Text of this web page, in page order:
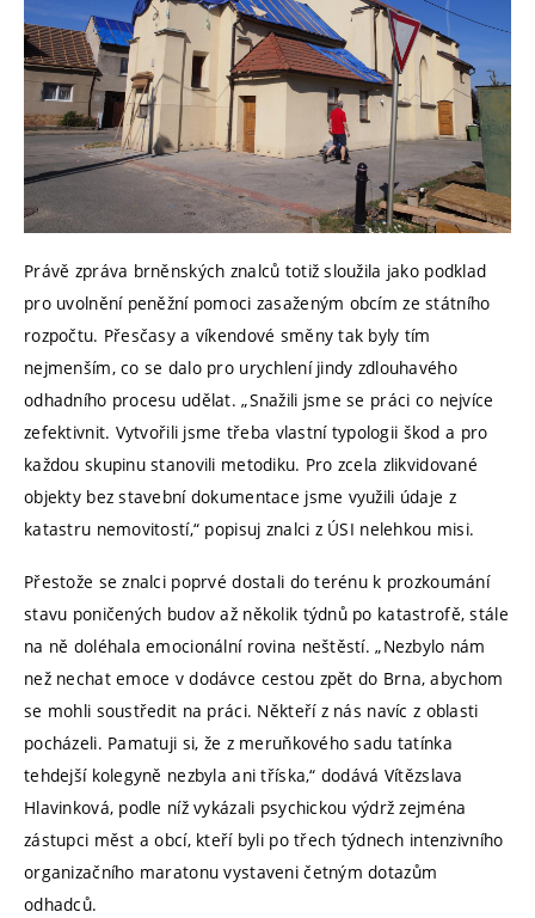
Právě zpráva brněnských znalců totiž sloužila jako podklad
pro uvolnění peněžní pomoci zasaženým obcím ze státního
rozpočtu. Přesčasy a víkendové směny tak byly tím
nejmenším, co se dalo pro urychlení jindy zdlouhavého
odhadního procesu udělat. „Snažili jsme se práci co nejvíce
zefektivnit. Vytvořili jsme třeba vlastní typologii škod a pro
každou skupinu stanovili metodiku. Pro zcela zlikvidované
objekty bez stavební dokumentace jsme využili údaje z
katastru nemovitostí,“ popisuj znalci z ÚSI nelehkou misi.
Přestože se znalci poprvé dostali do terénu k prozkoumání
stavu poničených budov až několik týdnů po katastrofě, stále
na ně doléhala emocionální rovina neštěstí. „Nezbylo nám
než nechat emoce v dodávce cestou zpět do Brna, abychom
se mohli soustředit na práci. Někteří z nás navíc z oblasti
pocházeli. Pamatuji si, že z meruňkového sadu tatínka
tehdejší kolegyně nezbyla ani tříska,“ dodává Vítězslava
Hlavinková, podle níž vykázali psychickou výdrž zejména
zástupci měst a obcí, kteří byli po třech týdnech intenzivního
organizačního maratonu vystaveni četným dotazům
odhadců.